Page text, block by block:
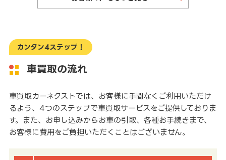
カンタン4ステップ！
車買取の流れ
車買取カーネクストでは、お客様に手間なくご利用いただけ
るよう、4つのステップで車買取サービスをご提供しておりま
す。また、お申し込みからお車の引取、各種お手続きまで、
お客様に費用をご負担いただくことはございません。